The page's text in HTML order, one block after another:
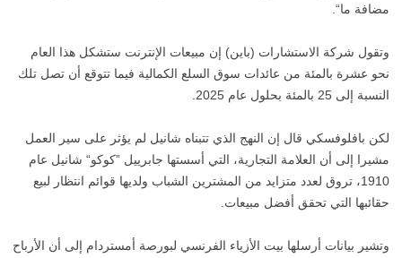
مضافة ما“.
وتقول شركة الاستشارات (باين) إن مبيعات الإنترنت ستشكل هذا العام
نحو عشرة بالمئة من عائدات سوق السلع الكمالية فيما تتوقع أن تصل تلك
النسبة إلى 25 بالمئة بحلول عام 2025.
لكن بافلوفسكي قال إن النهج الذي تتبناه شانيل لم يؤثر على سير العمل
مشيرا إلى أن العلامة التجارية، التي أسستها جابرييل ”كوكو“ شانيل عام
1910، تروق لعدد متزايد من المشترين الشباب ولديها قوائم انتظار لبيع
حقائبها التي تحقق أفضل مبيعات.
وتشير بيانات أرسلها بيت الأزياء الفرنسي لبورصة أمستردام إلى أن الأرباح